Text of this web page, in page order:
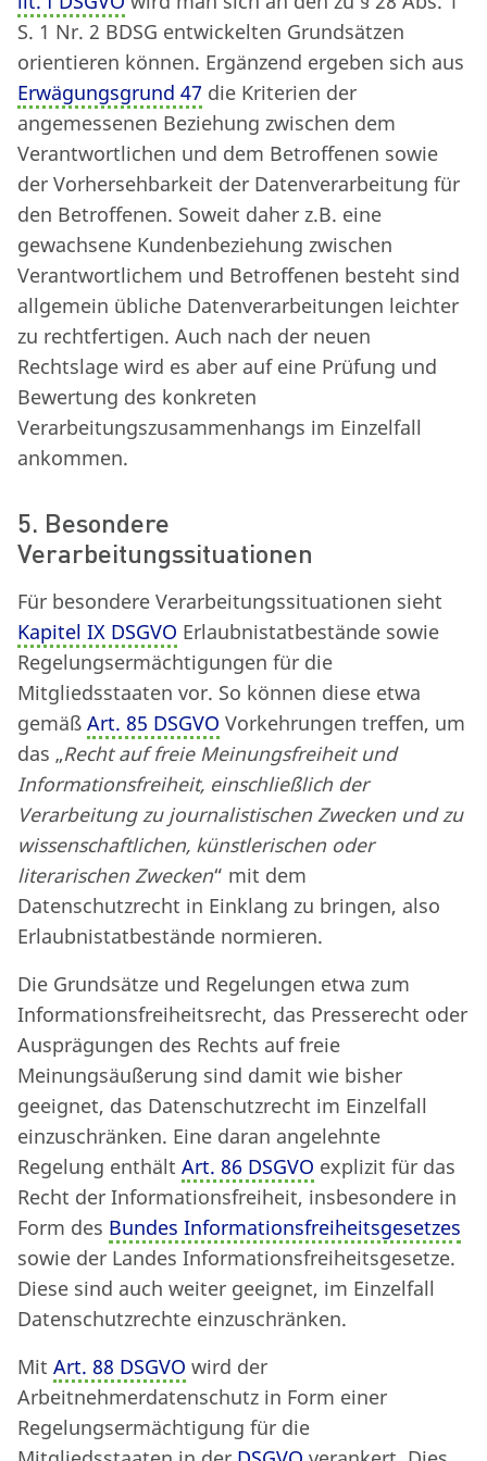
S. 1 Nr. 2 BDSG entwickelten Grundsätzen
orientieren können. Ergänzend ergeben sich aus
Erwägungsgrund 47 die Kriterien der
angemessenen Beziehung zwischen dem
Verantwortlichen und dem Betroffenen sowie
der Vorhersehbarkeit der Datenverarbeitung für
den Betroffenen. Soweit daher z.B. eine
gewachsene Kundenbeziehung zwischen
Verantwortlichem und Betroffenen besteht sind
allgemein übliche Datenverarbeitungen leichter
zu rechtfertigen. Auch nach der neuen
Rechtslage wird es aber auf eine Prüfung und
Bewertung des konkreten
Verarbeitungszusammenhangs im Einzelfall
ankommen.
5. Besondere
Verarbeitungssituationen
Für besondere Verarbeitungssituationen sieht
Kapitel IX DSGVO Erlaubnistatbestände sowie
Regelungsermächtigungen für die
Mitgliedsstaaten vor. So können diese etwa
gemäß Art. 85 DSGVO Vorkehrungen treffen, um
das „Recht auf freie Meinungsfreiheit und
Informationsfreiheit, einschließlich der
Verarbeitung zu journalistischen Zwecken und zu
wissenschaftlichen, künstlerischen oder
literarischen Zwecken“ mit dem
Datenschutzrecht in Einklang zu bringen, also
Erlaubnistatbestände normieren.
Die Grundsätze und Regelungen etwa zum
Informationsfreiheitsrecht, das Presserecht oder
Ausprägungen des Rechts auf freie
Meinungsäußerung sind damit wie bisher
geeignet, das Datenschutzrecht im Einzelfall
einzuschränken. Eine daran angelehnte
Regelung enthält Art. 86 DSGVO explizit für das
Recht der Informationsfreiheit, insbesondere in
Form des Bundes Informationsfreiheitsgesetzes
sowie der Landes Informationsfreiheitsgesetze.
Diese sind auch weiter geeignet, im Einzelfall
Datenschutzrechte einzuschränken.
Mit Art. 88 DSGVO wird der
Arbeitnehmerdatenschutz in Form einer
Regelungsermächtigung für die